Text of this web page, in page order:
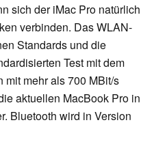
sich der iMac Pro natürlich
verbinden. Das WLAN-
Standards und die
Test mit dem
mit mehr als 700 MBit/s
aktuellen MacBook Pro in
Bluetooth wird in Version